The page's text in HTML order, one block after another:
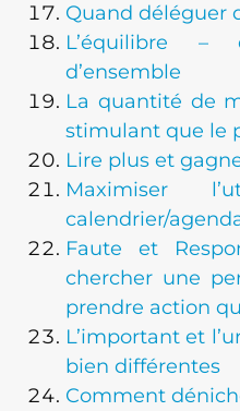
Quand déléguer
L’équilibre –
d’ensemble
La quantité de
stimulant que le
Lire plus et
Maximiser
calendrier/
Faute et
chercher une
prendre action
L’important et
bien différentes
Comment